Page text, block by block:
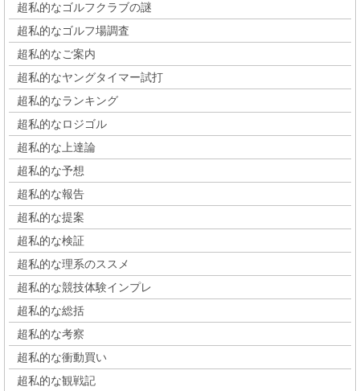
超私的なゴルフクラブの謎
超私的なゴルフ場調査
超私的なご案内
超私的なヤングタイマー試打
超私的なランキング
超私的なロジゴル
超私的な上達論
超私的な予想
超私的な報告
超私的な提案
超私的な検証
超私的な理系のススメ
超私的な競技体験インプレ
超私的な総括
超私的な考察
超私的な衝動買い
超私的な観戦記